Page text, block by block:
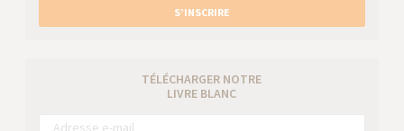
S’INSCRIRE
TÉLÉCHARGER NOTRE
LIVRE BLANC